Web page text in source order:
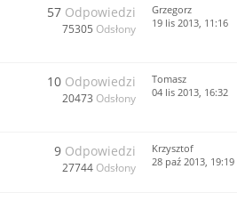
57 Odpowiedzi
75305 Odsłony
Grzegorz
19 lis 2013, 11:16
10 Odpowiedzi
20473 Odsłony
Tomasz
04 lis 2013, 16:32
9 Odpowiedzi
27744 Odsłony
Krzysztof
28 paź 2013, 19:19